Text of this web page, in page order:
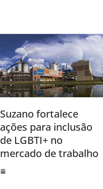
Suzano fortalece
ações para inclusão
de LGBTI+ no
mercado de trabalho